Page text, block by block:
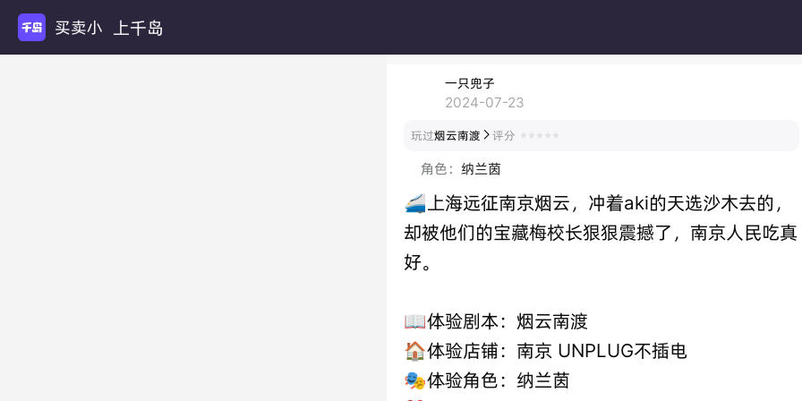
买卖小卡 上千岛
一只兜子
2024-07-23
玩过烟云南渡 评分
角色：纳兰茵
🚄上海远征南京烟云，冲着aki的天选沙木去的，
却被他们的宝藏梅校长狠狠震撼了，南京人民吃真
好。
📖体验剧本：烟云南渡
🏠体验店铺：南京 UNPLUG不插电
🎭体验角色：纳兰茵